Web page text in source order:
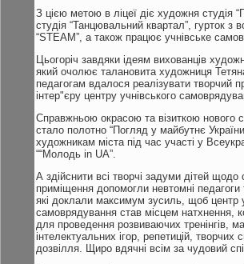
З цією метою в ліцеї діє художня студія
студія “Танцювальний квартал”, гурток з
“STEAM”, а також працює учнівське
Цьогоріч завдяки ідеям вихованців
який очолює талановита художниця
педагогам вдалося реалізувати творчий
інтер"єру центру учнівського
Справжньою окрасою та візиткою нового
стало полотно “Погляд у майбутнє
художникам міста під час участі у
““Молодь in UA”.
А здійснити всі творчі задуми дітей
приміщення допомогли невтомні педагоги
які доклали максимум зусиль, щоб центр
самоврядування став місцем натхнення,
для проведення розвиваючих тренінгів,
інтелектуальних ігор, репетицій, творчих
дозвілля. Щиро вдячні всім за чудовий